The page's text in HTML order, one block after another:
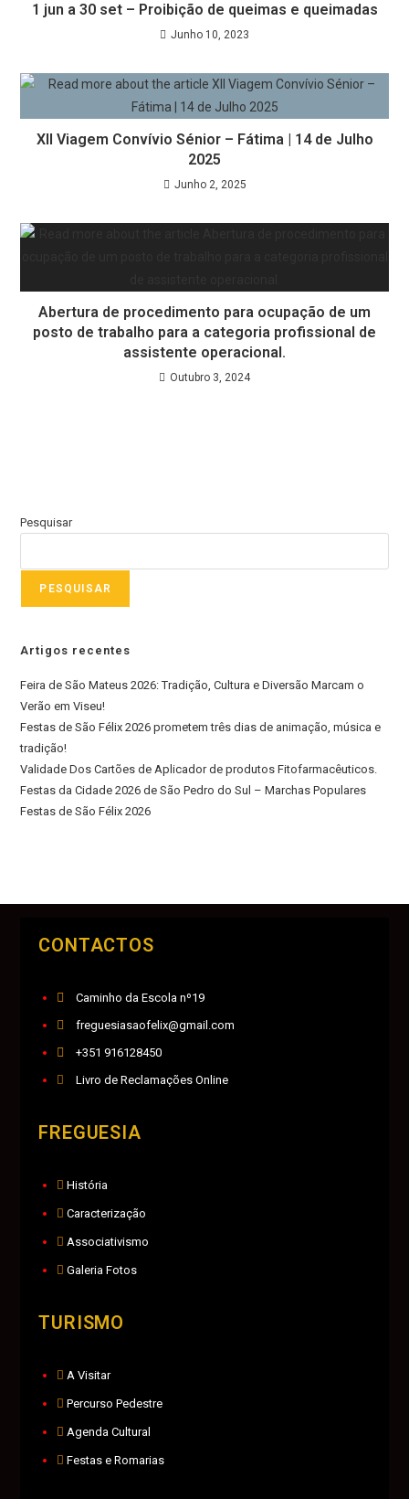
1 jun a 30 set – Proibição de queimas e queimadas
Junho 10, 2023
XII Viagem Convívio Sénior – Fátima | 14 de Julho
2025
Junho 2, 2025
Abertura de procedimento para ocupação de um
posto de trabalho para a categoria profissional de
assistente operacional.
Outubro 3, 2024
Pesquisar
PESQUISAR
Artigos recentes
Feira de São Mateus 2026: Tradição, Cultura e Diversão Marcam o
Verão em Viseu!
Festas de São Félix 2026 prometem três dias de animação, música e
tradição!
Validade Dos Cartões de Aplicador de produtos Fitofarmacêuticos.
Festas da Cidade 2026 de São Pedro do Sul – Marchas Populares
Festas de São Félix 2026
CONTACTOS
Caminho da Escola nº19
freguesiasaofelix@gmail.com
+351 916128450
Livro de Reclamações Online
FREGUESIA
História
Caracterização
Associativismo
Galeria Fotos
TURISMO
A Visitar
Percurso Pedestre
Agenda Cultural
Festas e Romarias